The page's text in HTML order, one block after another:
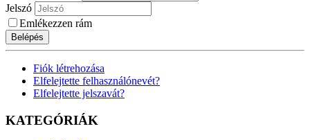
Jelszó
Emlékezzen rám
Belépés
Fiók létrehozása
Elfelejtette felhasználónevét?
Elfelejtette jelszavát?
KATEGÓRIÁK